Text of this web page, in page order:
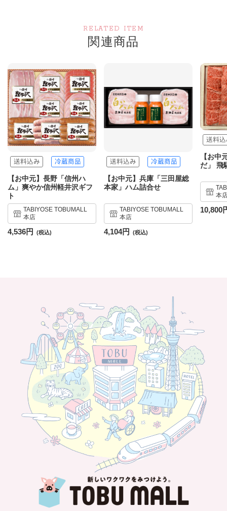
RELATED ITEM
関連商品
【お中元】長野「信州ハ
ム」爽やか信州軽井沢ギフ
ト
TABIYOSE TOBUMALL
本店
4,536円
【お中元】兵庫「三田屋総
本家」ハム詰合せ
TABIYOSE TOBUMALL
本店
4,104円
【お中
だ」 飛
本
10,800